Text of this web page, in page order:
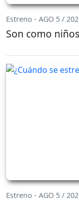
Estreno - AGO 5 /
Son como
Estreno - AGO 5 /